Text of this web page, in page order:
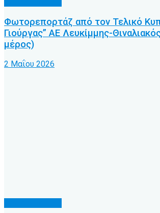
Φωτορεπορτάζ από τον Τελικό
Γιούργας” ΑΕ Λευκίμμης-
μέρος)
2 Μαΐου 2026